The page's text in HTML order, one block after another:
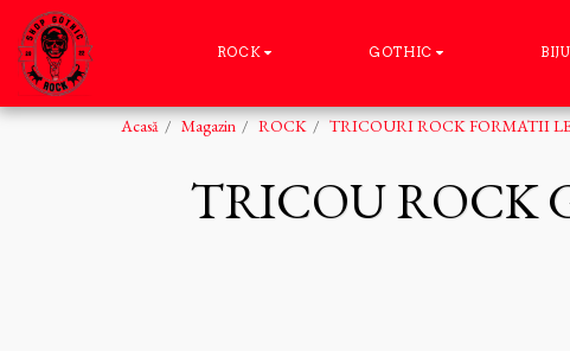
ROCK GOTHIC
Acasă Magazin ROCK TRICOURI ROCK FORMATII
TRICOU ROCK